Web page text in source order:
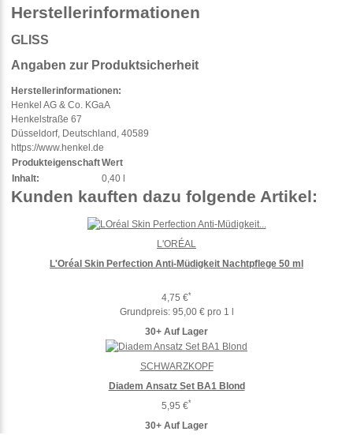
Herstellerinformationen
GLISS
Angaben zur Produktsicherheit
Herstellerinformationen:
Henkel AG & Co. KGaA
Henkelstraße 67
Düsseldorf, Deutschland, 40589
https://www.henkel.de
ProdukteigenschaftWert
Inhalt:
0,40 l
Kunden kauften dazu folgende Artikel:
L'Oréal Skin Perfection Anti-Müdigkeit Nachtpflege 50 ml
4,75 €*
Grundpreis: 95,00 € pro 1 l
30+ Auf Lager
L'ORÉAL
Diadem Ansatz Set BA1 Blond
5,95 €*
30+ Auf Lager
SCHWARZKOPF